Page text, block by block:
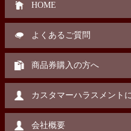
HOME
よくあるご質問
商品券購入の方へ
カスタマーハラスメント
会社概要